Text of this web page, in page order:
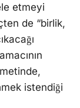
etmeyi
de “birlik,
istendiği